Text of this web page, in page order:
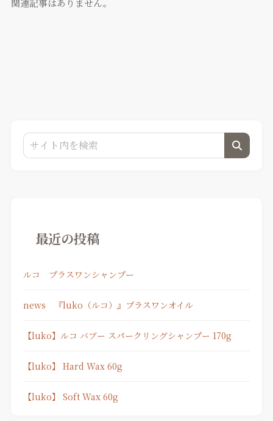
関連記事はありません。
最近の投稿
ルコ プラスワンシャンプー
news 『luko（ルコ）』プラスワンオイル
【luko】ルコ バブー スパークリングシャンプー 170g
【luko】 Hard Wax 60g
【luko】 Soft Wax 60g